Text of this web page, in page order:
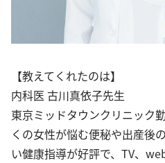
【教えてくれたのは】
内科医 古川真依子先生
東京ミッドタウンクリニック
くの女性が悩む便秘や出産後
い健康指導が好評で、TV、